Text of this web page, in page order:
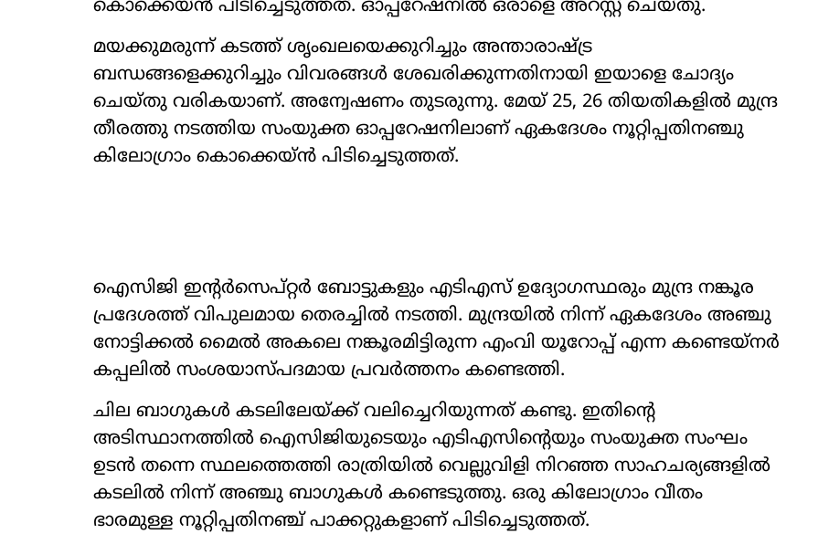
കൊക്കെയ്ൻ പിടിച്ചെടുത്തത്. ഓപ്പറേഷനിൽ ഒരാളെ അറസ്റ്റ് ചെയ്തു.
മയക്കുമരുന്ന് കടത്ത് ശൃംഖലയെക്കുറിച്ചും അന്താരാഷ്ട്ര
ബന്ധങ്ങളെക്കുറിച്ചും വിവരങ്ങൾ ശേഖരിക്കുന്നതിനായി ഇയാളെ ചോദ്യം
ചെയ്തു വരികയാണ്. അന്വേഷണം തുടരുന്നു. മേയ് 25, 26 തിയതികളിൽ മുന്ദ്ര
തീരത്തു നടത്തിയ സംയുക്ത ഓപ്പറേഷനിലാണ് ഏകദേശം നൂറ്റിപ്പതിനഞ്ചു
കിലോഗ്രാം കൊക്കെയ്ൻ പിടിച്ചെടുത്തത്.
ഐസിജി ഇന്‍റർസെപ്റ്റർ ബോട്ടുകളും എടിഎസ് ഉദ്യോഗസ്ഥരും മുന്ദ്ര നങ്കൂര
പ്രദേശത്ത് വിപുലമായ തെരച്ചിൽ നടത്തി. മുന്ദ്രയിൽ നിന്ന് ഏകദേശം അഞ്ചു
നോട്ടിക്കൽ മൈൽ അകലെ നങ്കൂരമിട്ടിരുന്ന എംവി യൂറോപ്പ് എന്ന കണ്ടെയ്നർ
കപ്പലിൽ സംശയാസ്പദമായ പ്രവർത്തനം കണ്ടെത്തി.
ചില ബാഗുകൾ കടലിലേയ്ക്ക് വലിച്ചെറിയുന്നത് കണ്ടു. ഇതിന്‍റെ
അടിസ്ഥാനത്തിൽ ഐസിജിയുടെയും എടിഎസിന്‍റെയും സംയുക്ത സംഘം
ഉടൻ തന്നെ സ്ഥലത്തെത്തി രാത്രിയിൽ വെല്ലുവിളി നിറഞ്ഞ സാഹചര്യങ്ങളിൽ
കടലിൽ നിന്ന് അഞ്ചു ബാഗുകൾ കണ്ടെടുത്തു. ഒരു കിലോഗ്രാം വീതം
ഭാരമുള്ള നൂറ്റിപ്പതിനഞ്ച് പാക്കറ്റുകളാണ് പിടിച്ചെടുത്തത്.